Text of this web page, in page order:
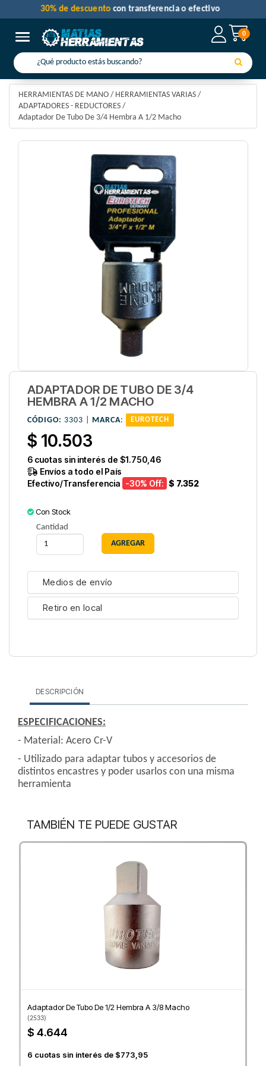
0
Toggle navigation
30% de descuentocon transferencia o efectivo
HERRAMIENTAS DE MANO / HERRAMIENTAS VARIAS /
ADAPTADORES - REDUCTORES /
Adaptador De Tubo De 3/4 Hembra A 1/2 Macho
ADAPTADOR DE TUBO DE 3/4
HEMBRA A 1/2 MACHO
CÓDIGO: 3303 | MARCA: EUROTECH
$ 10.503
6 cuotas sin interés de $1.750,46
Envíos a todo el País
Efectivo/Transferencia -30% Off: $ 7.352
Con Stock
Cantidad
Medios de envío
Retiro en local
DESCRIPCIÓN
ESPECIFICACIONES:
- Material: Acero Cr-V
- Utilizado para adaptar tubos y accesorios de
distintos encastres y poder usarlos con una misma
herramienta
TAMBIÉN TE PUEDE GUSTAR
Adaptador De Tubo De 1/2 Hembra A 3/8 Macho
(2533)
$ 4.644
6 cuotas sin interés de $773,95